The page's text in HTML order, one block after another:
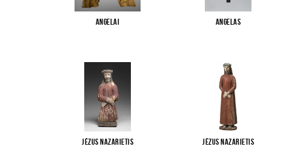
Angelai Angelas
Jėzus Nazarietis Jėzus Nazarietis